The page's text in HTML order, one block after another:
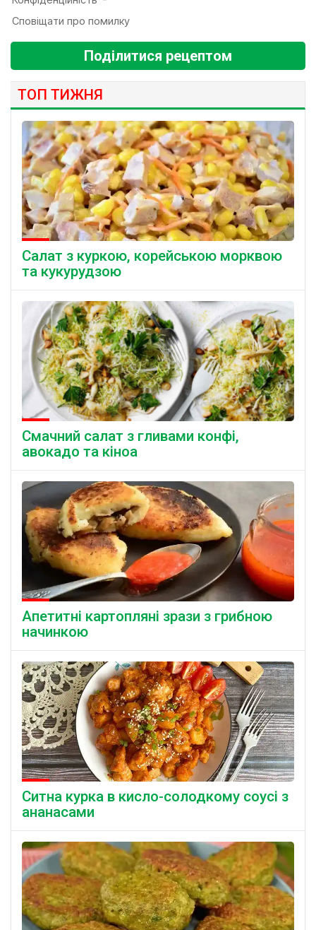
Поділитися рецептом
ТОП ТИЖНЯ
Салат з куркою, корейською морквою
та кукурудзою
Смачний салат з гливами конфі,
авокадо та кіноа
Апетитні картопляні зрази з грибною
начинкою
Ситна курка в кисло-солодкому соусі з
ананасами